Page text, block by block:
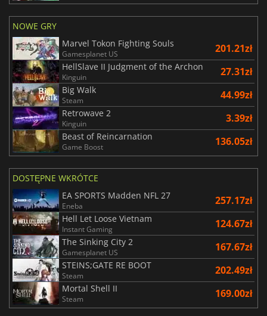
NOWE GRY
Marvel Tokon Fighting Souls
Gamesplanet US 201.21zł
HellSlave II Judgment of the Archon
Kinguin 27.31zł
Big Walk
Steam 44.99zł
Retrowave 2
Kinguin 3.39zł
Beast of Reincarnation
Game Boost 136.05zł
DOSTĘPNE WKRÓTCE
EA SPORTS Madden NFL 27
Eneba 257.17zł
Hell Let Loose Vietnam
Instant Gaming 124.67zł
The Sinking City 2
Gamesplanet US 167.67zł
STEINS;GATE RE BOOT
Steam 202.49zł
Mortal Shell II
Steam 169.00zł